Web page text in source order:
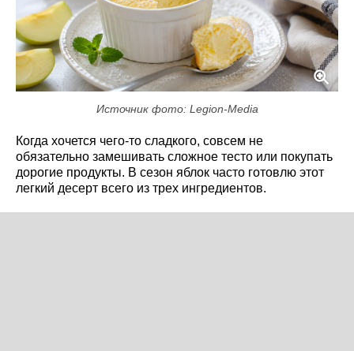
Источник фото: Legion-Media
Когда хочется чего-то сладкого, совсем не
обязательно замешивать сложное тесто или покупать
дорогие продукты. В сезон яблок часто готовлю этот
легкий десерт всего из трех ингредиентов.